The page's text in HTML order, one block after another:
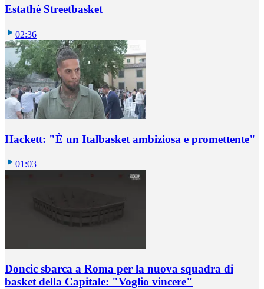
Estathè Streetbasket
02:36
Hackett: "È un Italbasket ambiziosa e promettente"
01:03
Doncic sbarca a Roma per la nuova squadra di
basket della Capitale: "Voglio vincere"